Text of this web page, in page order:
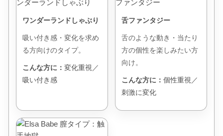
ワンダーランドしゃぶり
吸い付き感・変化を求め
る方向けのタイプ。
こんな方に： 変化重視／
吸い付き感
舌ファンタジー
舌のような動き・当たり
方の個性を楽しみたい方
向け。
こんな方に： 個性重視／
刺激に変化